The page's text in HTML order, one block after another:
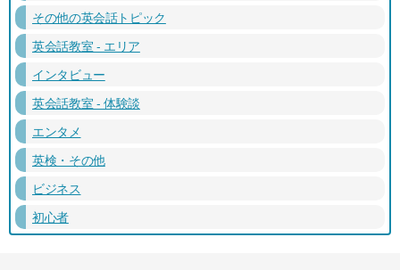
その他の英会話トピック
英会話教室 - エリア
インタビュー
英会話教室 - 体験談
エンタメ
英検・その他
ビジネス
初心者